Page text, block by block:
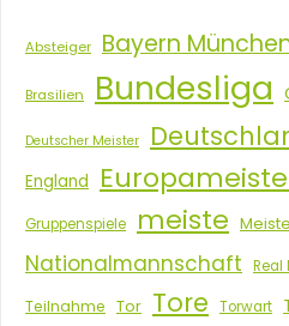
Absteiger Bayern
Brasilien Bundesliga
Deutscher Meister
England
Gruppenspiele meiste
Nationalmannschaft Real
Teilnahme Tor Tore Torwart